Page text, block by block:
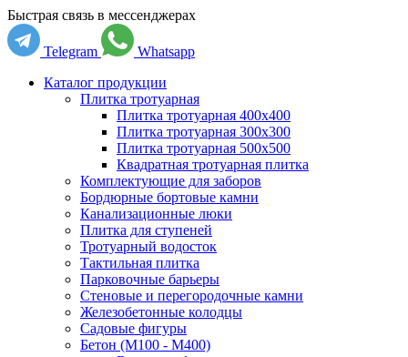
Быстрая связь в мессенджерах
Telegram
Whatsapp
Каталог продукции
Плитка тротуарная
Плитка тротуарная 400x400
Плитка тротуарная 300x300
Плитка тротуарная 500x500
Квадратная тротуарная плитка
Комплектующие для заборов
Бордюрные бортовые камни
Канализационные люки
Плитка для ступеней
Тротуарный водосток
Тактильная плитка
Парковочные барьеры
Стеновые и перегородочные камни
Железобетонные колодцы
Садовые фигуры
Бетон (М100 - М400)